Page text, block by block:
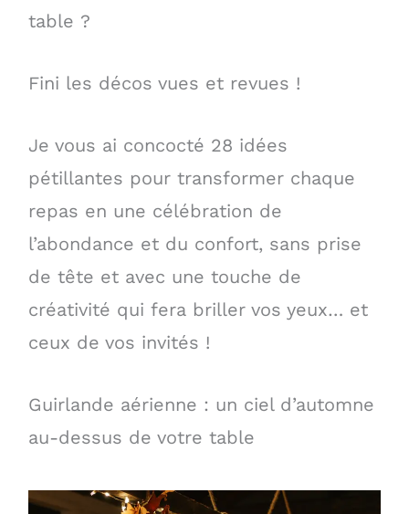
table ?
Fini les décos vues et revues !
Je vous ai concocté 28 idées
pétillantes pour transformer chaque
repas en une célébration de
l’abondance et du confort, sans prise
de tête et avec une touche de
créativité qui fera briller vos yeux… et
ceux de vos invités !
Guirlande aérienne : un ciel d’automne
au-dessus de votre table